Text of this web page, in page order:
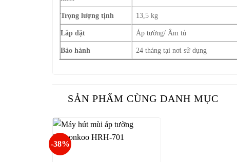
Trọng lượng tịnh 13,5 kg
Lắp đặt Áp tường/ Âm tủ
Bảo hành 24 tháng tại nơi sử dụng
SẢN PHẨM CÙNG DANH MỤC
-38%